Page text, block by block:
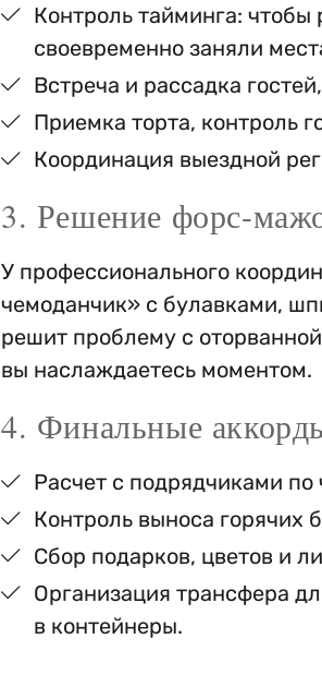
Контроль тайминга: чтобы
своевременно заняли
Встреча и рассадка
Приемка торта, контроль
Координация выездной
3. Решение форс-
У профессионального
чемоданчик» с булавками,
решит проблему с
вы наслаждаетесь моментом.
4. Финальные
Расчет с подрядчиками
Контроль выноса горячих
Сбор подарков, цветов и
Организация трансфера
в контейнеры.